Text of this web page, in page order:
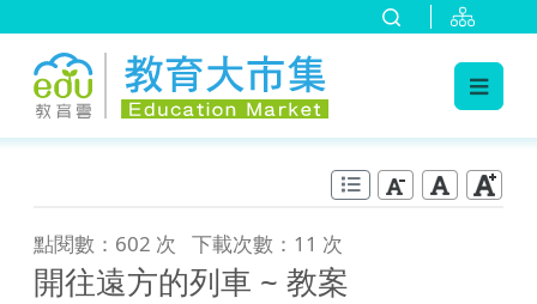
點閱數：602 次 下載次數：11 次
開往遠方的列車 ~ 教案